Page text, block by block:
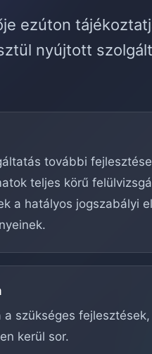
ezúton
nyújtott
további
teljes körű
a hatályos jogszabályi
szükséges
kerül sor.